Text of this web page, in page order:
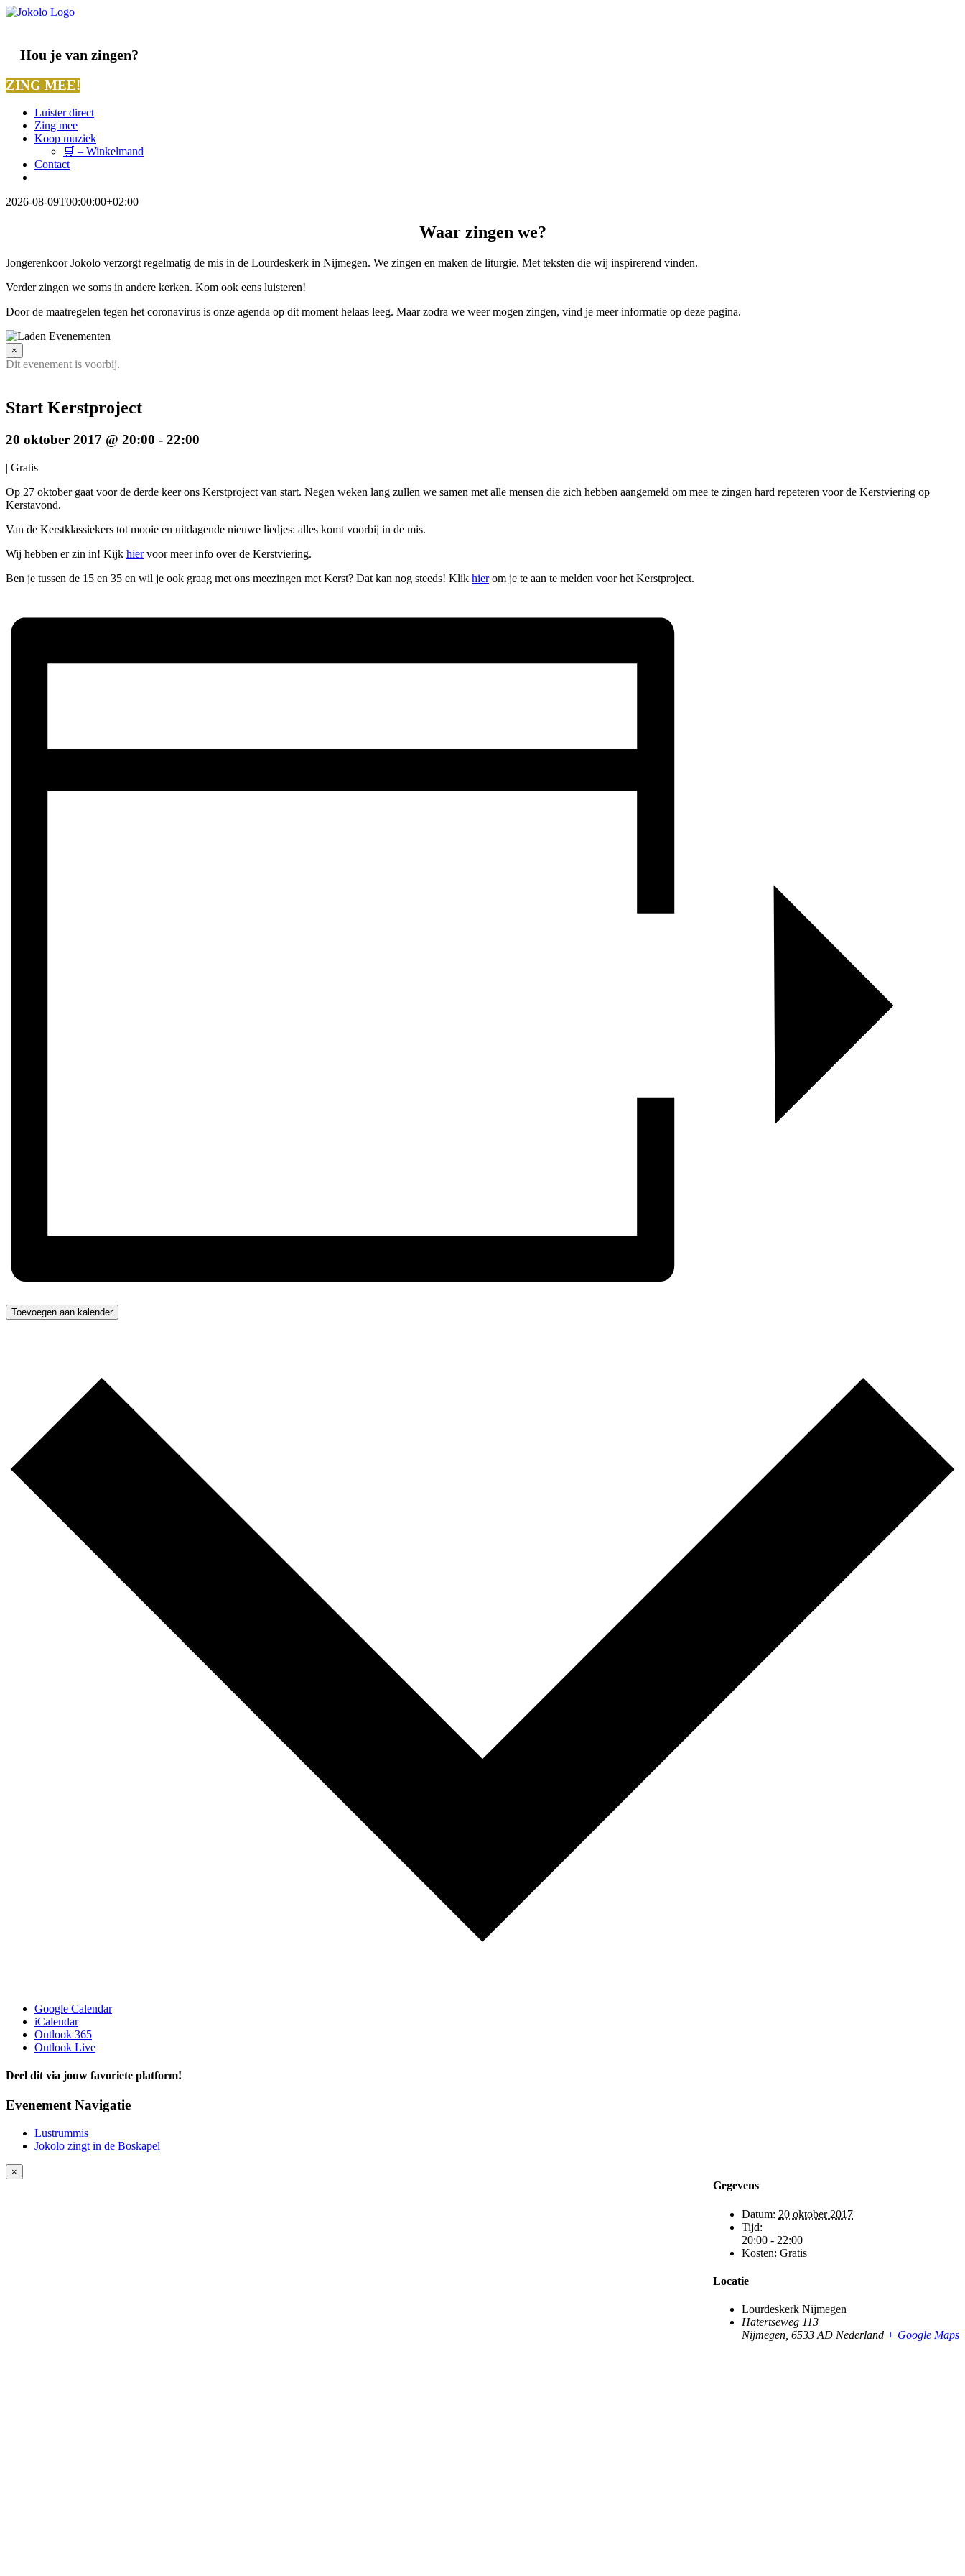
Ga
Hou je van zingen?
ZING MEE!
Luister direct
Zing mee
Koop muziek
🛒 – Winkelmand
Contact
2026-08-09T00:00:00+02:00
Waar zingen we?
Jongerenkoor Jokolo verzorgt regelmatig de mis in de Lourdeskerk in Nijmegen. We zingen en maken de liturgie. Met teksten die wij inspirerend vinden.
Verder zingen we soms in andere kerken. Kom ook eens luisteren!
Door de maatregelen tegen het coronavirus is onze agenda op dit moment helaas leeg. Maar zodra we weer mogen zingen, vind je meer informatie op deze pagina.
×
Dit evenement is voorbij.
Start Kerstproject
20 oktober 2017 @ 20:00 - 22:00
| Gratis
Op 27 oktober gaat voor de derde keer ons Kerstproject van start. Negen weken lang zullen we samen met alle mensen die zich hebben aangemeld om mee te zingen hard repeteren voor de Kerstviering op
Kerstavond.
Van de Kerstklassiekers tot mooie en uitdagende nieuwe liedjes: alles komt voorbij in de mis.
Wij hebben er zin in! Kijk hiervoor meer info over de Kerstviering.
Ben je tussen de 15 en 35 en wil je ook graag met ons meezingen met Kerst? Dat kan nog steeds! Klik hierom je te aan te melden voor het Kerstproject.
Toevoegen aan kalender
Google Calendar
iCalendar
Outlook 365
Outlook Live
Deel dit via jouw favoriete platform!
Facebook
Twitter
LinkedIn
Tumblr
Pinterest
Evenement Navigatie
Lustrummis
Jokolo zingt in de Boskapel
Gegevens
Datum: 20 oktober 2017
Tijd:
20:00 - 22:00
Kosten: Gratis
Locatie
Lourdeskerk Nijmegen
Hatertseweg 113
Nijmegen 6533 AD Nederland + Google Maps
Close
product
×